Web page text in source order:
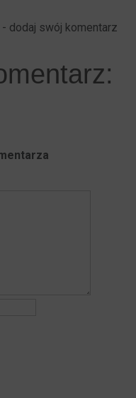
dodaj swój komentarz